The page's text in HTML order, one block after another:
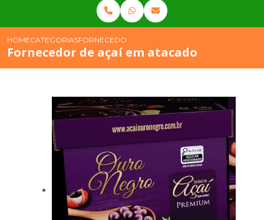
HOMECATEGORIASFORNECEDOR DE AÇAÍ EM ATACADO
Fornecedor de açaí em atacado